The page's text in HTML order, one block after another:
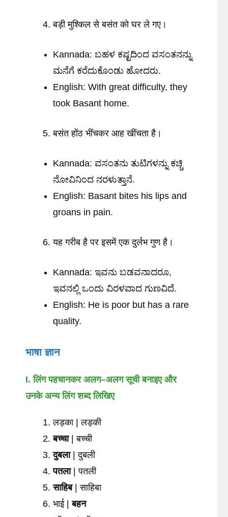
बड़ी मुश्किल से बसंत को घर ले गए।
Kannada: ಬಹಳ ಕಷ್ಟದಿಂದ ವಸಂತನನ್ನು
ಮನೆಗೆ ಕರೆದುಕೊಂಡು ಹೋದರು.
English: With great difficulty, they
took Basant home.
बसंत होंठ भींचकर आह खींचता है।
Kannada: ವಸಂತನು ತುಟಿಗಳನ್ನು ಕಚ್ಚಿ
ನೋವಿನಿಂದ ನರಳುತ್ತಾನೆ.
English: Basant bites his lips and
groans in pain.
यह गरीब है पर इसमें एक दुर्लभ गुण है।
Kannada: ಇವನು ಬಡವನಾದರೂ,
ಇವನಲ್ಲಿ ಒಂದು ವಿರಳವಾದ ಗುಣವಿದೆ.
English: He is poor but has a rare
quality.
भाषा ज्ञान
I. लिंग पहचानकर अलग–अलग सूची बनाइए और
उनके अन्य लिंग शब्द लिखिए
लड़का | लड़की
बच्चा| बच्ची
दुबला| दुबली
पतला| पतली
साहिब| साहिबा
भाई |बहन